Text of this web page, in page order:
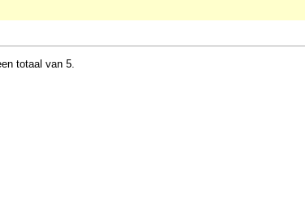
totaal van 5.